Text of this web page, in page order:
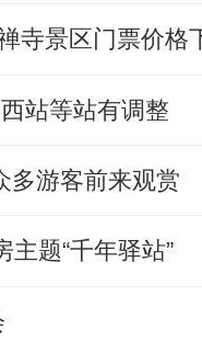
寺景区门票价格
站等站有调整
多游客前来观赏
题“千年驿站”